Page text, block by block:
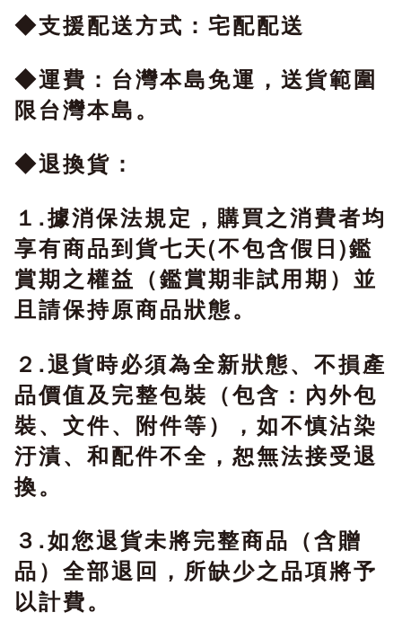
◆支援配送方式：宅配配送
◆運費：台灣本島免運，送貨範圍
限台灣本島。
◆退換貨：
１.據消保法規定，購買之消費者均
享有商品到貨七天(不包含假日)鑑
賞期之權益（鑑賞期非試用期）並
且請保持原商品狀態。
２.退貨時必須為全新狀態、不損產
品價值及完整包裝（包含：內外包
裝、文件、附件等），如不慎沾染
汙漬、和配件不全，恕無法接受退
換。
３.如您退貨未將完整商品（含贈
品）全部退回，所缺少之品項將予
以計費。